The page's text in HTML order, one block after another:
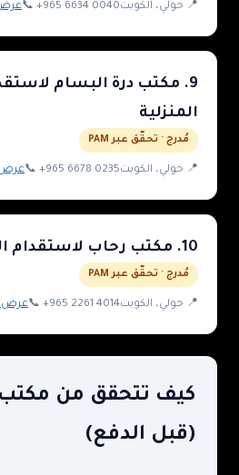
📍 حولي، الكويت 📞 +965 6634 0040
9
. مكتب درة البسام
المنزلية
مُدرج · تحقّق عبر PAM
📍 حولي، الكويت 📞 +965 6678 0235 عرض
10
. مكتب رحاب لاستقدام
مُدرج · تحقّق عبر PAM
📍 حولي، الكويت 📞 +965 2261 4014 عرض
كيف تتحقق من مكتب
(قبل الدفع)